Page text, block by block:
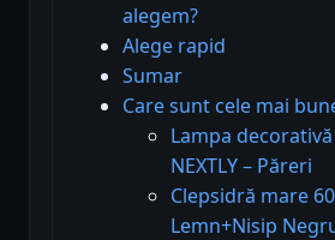
alegem?
Alege rapid
Sumar
Care sunt cele mai
Lampa
NEXTLY – Păreri
Clepsidră mare
Lemn+Nisip